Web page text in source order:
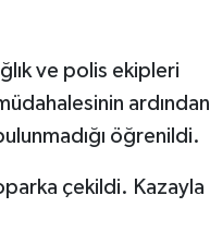
ve polis ekipleri
ardından
öğrenildi.
çekildi. Kazayla